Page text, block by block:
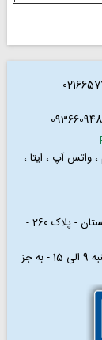
، واتس آپ ، ایتا ،
تهران - خیابان فاطمی غربی - روبروی سفارت پاکستان - پلاک 260 -
شنبه الی چهارشنبه 9 الی 18 - پنج شنبه 9 الی 15 - به جز